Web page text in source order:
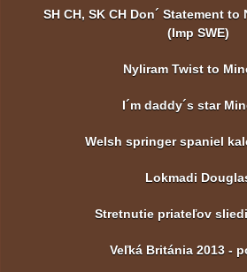
SH CH, SK CH Don´ Statement to
(Imp SWE)
Nyliram Twist to
I´m daddy´s star
Welsh springer spaniel
Lokmadi
Stretnutie priateľov
Veľká Británia 2013 -